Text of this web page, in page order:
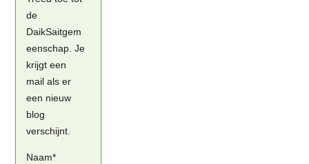
de
DaikSaitgem
eenschap. Je
krijgt een
mail als er
een nieuw
blog
verschijnt.
Naam*